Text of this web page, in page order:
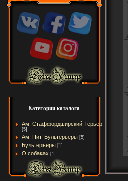
Категории каталога
Ам. Стаффордширский Терьер
[5]
Ам. Пит-Бультерьеры [5]
Бультерьеры [1]
О собаках [1]